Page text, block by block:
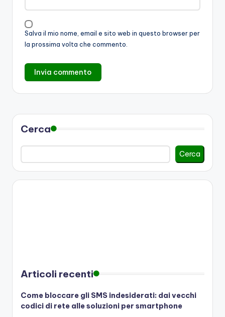
Salva il mio nome, email e sito web in questo browser per
la prossima volta che commento.
Cerca
Cerca
Articoli recenti
Come bloccare gli SMS indesiderati: dai vecchi
codici di rete alle soluzioni per smartphone